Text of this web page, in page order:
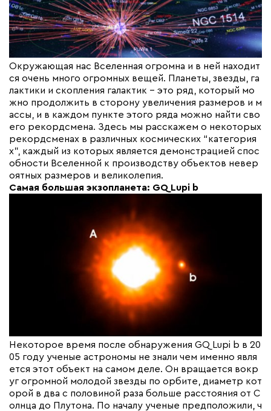
Окружающая нас Вселенная огромна и в ней находит
ся очень много огромных вещей. Планеты, звезды, га
лактики и скопления галактик – это ряд, который мо
жно продолжить в сторону увеличения размеров и м
ассы, и в каждом пункте этого ряда можно найти сво
его рекордсмена. Здесь мы расскажем о некоторых
рекордсменах в различных космических “категория
х”, каждый из которых является демонстрацией спос
обности Вселенной к производству объектов невер
оятных размеров и великолепия.
Самая большая экзопланета: GQ Lupi b
Некоторое время после обнаружения GQ Lupi b в 20
05 году ученые астрономы не знали чем именно явля
ется этот объект на самом деле. Он вращается вокр
уг огромной молодой звезды по орбите, диаметр кот
орой в два с половиной раза больше расстояния от С
олнца до Плутона. По началу ученые предположили, ч